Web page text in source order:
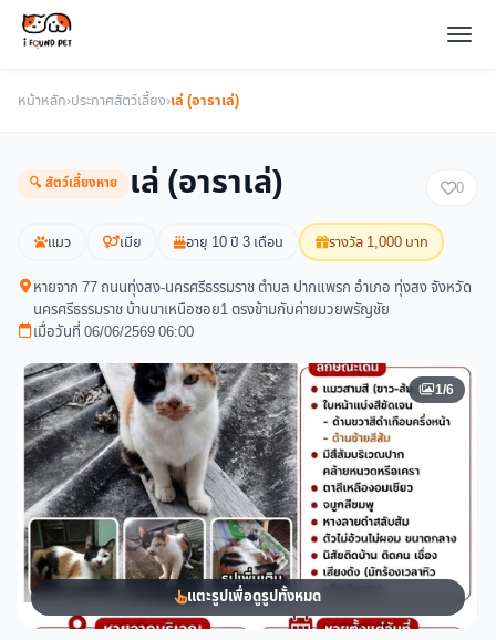
หน้าหลัก›ประกาศสัตว์เลี้ยง›เล่ (อาราเล่)
🔍 สัตว์เลี้ยงหาย เล่ (อาราเล่) 0
แมว เมีย อายุ 10 ปี 3 เดือน รางวัล 1,000 บาท
หายจาก 77 ถนนทุ่งสง-นครศรีธรรมราช ตำบล ปากแพรก อำเภอ ทุ่งสง จังหวัด
นครศรีธรรมราช บ้านนาเหนือซอย1 ตรงข้ามกับค่ายมวยพรัญชัย
เมื่อวันที่ 06/06/2569 06:00
1/6
แตะรูปเพื่อดูรูปทั้งหมด